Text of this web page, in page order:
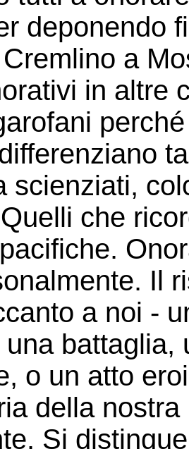
deponendo
a
in altre
scienziati,
che
Il
a noi -
battaglia,
o un atto
della
Si